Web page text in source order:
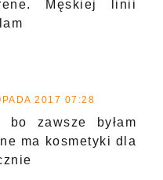
Męskiej linii
2017 07:28
bo zawsze byłam
ma kosmetyki dla